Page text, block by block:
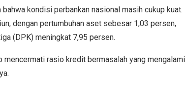
kondisi perbankan nasional masih cukup kuat.
dengan pertumbuhan aset sebesar 1,03 persen,
(DPK) meningkat 7,95 persen.
mencermati rasio kredit bermasalah yang mengalami